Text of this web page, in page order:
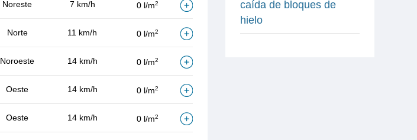
Noreste 7 km/h 0 l/m2
Norte 11 km/h 0 l/m2
Noroeste 14 km/h 0 l/m2
Oeste 14 km/h 0 l/m2
Oeste 14 km/h 0 l/m2
caída de bloques de
hielo